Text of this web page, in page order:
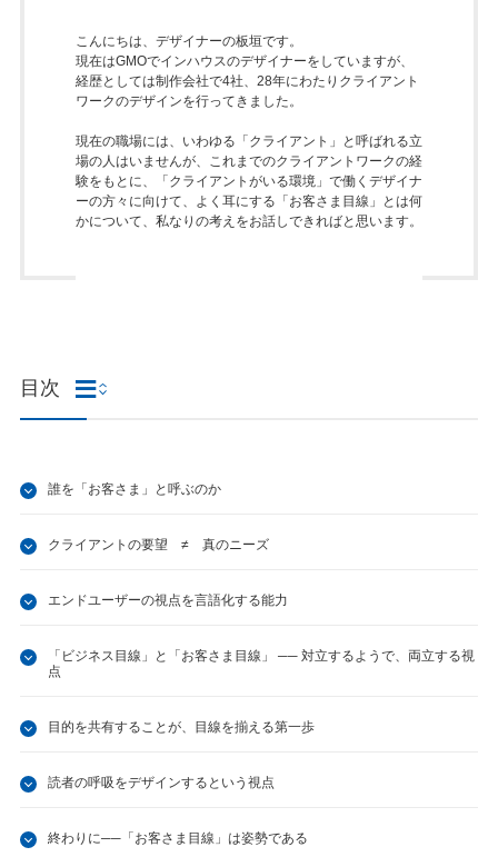
こんにちは、デザイナーの板垣です。
現在はGMOでインハウスのデザイナーをしていますが、
経歴としては制作会社で4社、28年にわたりクライアント
ワークのデザインを行ってきました。
現在の職場には、いわゆる「クライアント」と呼ばれる立
場の人はいませんが、これまでのクライアントワークの経
験をもとに、「クライアントがいる環境」で働くデザイナ
ーの方々に向けて、よく耳にする「お客さま目線」とは何
かについて、私なりの考えをお話しできればと思います。
目次
誰を「お客さま」と呼ぶのか
クライアントの要望 ≠ 真のニーズ
エンドユーザーの視点を言語化する能力
「ビジネス目線」と「お客さま目線」 ── 対立するようで、両立する視
点
目的を共有することが、目線を揃える第一歩
読者の呼吸をデザインするという視点
終わりに──「お客さま目線」は姿勢である